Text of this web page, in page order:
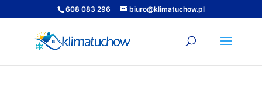
608 083 296 biuro@klimatuchow.pl